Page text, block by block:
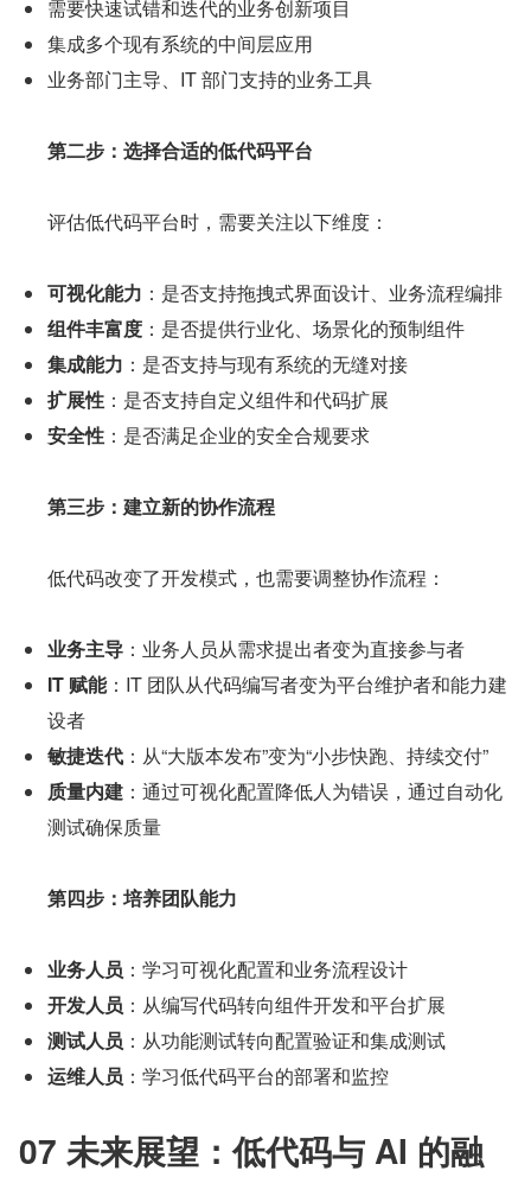
需要快速试错和迭代的业务创新项目
集成多个现有系统的中间层应用
业务部门主导、IT 部门支持的业务工具
第二步：选择合适的低代码平台
      评估低代码平台时，需要关注以下维度：
可视化能力 ：是否支持拖拽式界面设计、业务流程编排
组件丰富度 ：是否提供行业化、场景化的预制组件
集成能力 ：是否支持与现有系统的无缝对接
扩展性 ：是否支持自定义组件和代码扩展
安全性 ：是否满足企业的安全合规要求
第三步：建立新的协作流程
      低代码改变了开发模式，也需要调整协作流程：
业务主导 ：业务人员从需求提出者变为直接参与者
IT 赋能：IT 团队从代码编写者变为平台维护者和能力建
设者
敏捷迭代 ：从“大版本发布”变为“小步快跑、持续交付”
质量内建 ：通过可视化配置降低人为错误，通过自动化
测试确保质量
第四步：培养团队能力
业务人员 ：学习可视化配置和业务流程设计
开发人员 ：从编写代码转向组件开发和平台扩展
测试人员 ：从功能测试转向配置验证和集成测试
运维人员 ：学习低代码平台的部署和监控
07 未来展望：低代码与 AI 的融